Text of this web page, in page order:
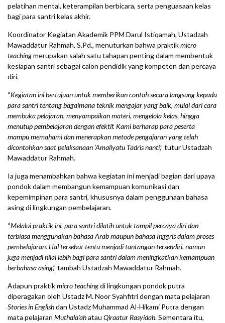
pelatihan mental, keterampilan berbicara, serta penguasaan kelas
bagi para santri kelas akhir.
Koordinator Kegiatan Akademik PPM Darul Istiqamah, Ustadzah
Mawaddatur Rahmah, S.Pd., menuturkan bahwa praktikmicro
teachingmerupakan salah satu tahapan penting dalam membentuk
kesiapan santri sebagai calon pendidik yang kompeten dan percaya
diri.
“Kegiatan ini bertujuan untuk memberikan contoh secara langsung kepada
para santri tentang bagaimana teknik mengajar yang baik, mulai dari cara
membuka pelajaran, menyampaikan materi, mengelola kelas, hingga
menutup pembelajaran dengan efektif. Kami berharap para peserta
mampu memahami dan menerapkan metode pengajaran yang telah
dicontohkan saat pelaksanaan ‘Amaliyatu Tadris nanti,” tutur Ustadzah
Mawaddatur Rahmah.
Ia juga menambahkan bahwa kegiatan ini menjadi bagian dari upaya
pondok dalam membangun kemampuan komunikasi dan
kepemimpinan para santri, khususnya dalam penggunaan bahasa
asing di lingkungan pembelajaran.
“Melalui praktik ini, para santri dilatih untuk tampil percaya diri dan
terbiasa menggunakan bahasa Arab maupun bahasa Inggris dalam proses
pembelajaran. Hal tersebut tentu menjadi tantangan tersendiri, namun
juga menjadi nilai lebih bagi para santri dalam meningkatkan kemampuan
berbahasa asing,” tambah Ustadzah Mawaddatur Rahmah.
Adapun praktikmicro teachingdi lingkungan pondok putra
diperagakan oleh Ustadz M. Noor Syahfitri dengan mata pelajaran
Stories in Englishdan Ustadz Muhammad Al-Hikami Putra dengan
mata pelajaran Muthala’ahatau Qiraatur Rasyidah. Sementara itu,